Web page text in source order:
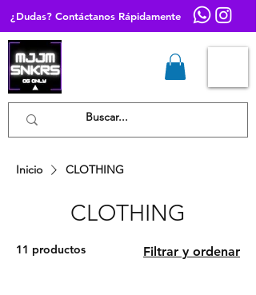
¿Dudas? Contáctanos Rápidamente
Inicio CLOTHING
CLOTHING
11 productos Filtrar y ordenar